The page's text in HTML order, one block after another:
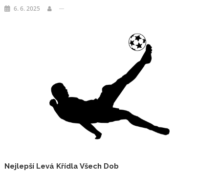
6. 6. 2025
Nejlepší Levá Křídla Všech Dob